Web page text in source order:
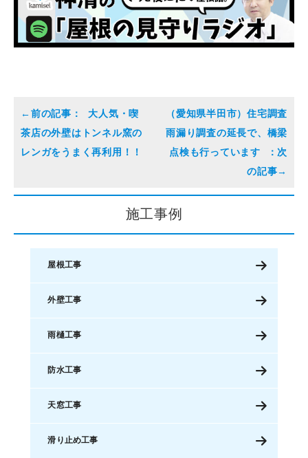
大人気・喫
茶店の外壁はトンネル窯の
レンガをうまく再利用！！
（愛知県半田市）住宅調査
雨漏り調査の延長で、橋梁
点検も行っています
施工事例
屋根工事
外壁工事
雨樋工事
防水工事
天窓工事
滑り止め工事